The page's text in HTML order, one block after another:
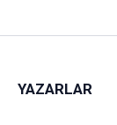
YAZARLAR